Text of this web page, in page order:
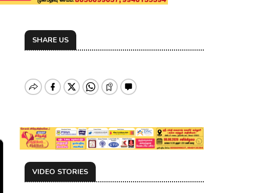
SHARE US
VIDEO STORIES